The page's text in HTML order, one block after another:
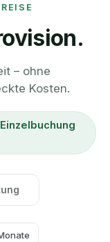
– ohne
Kosten.